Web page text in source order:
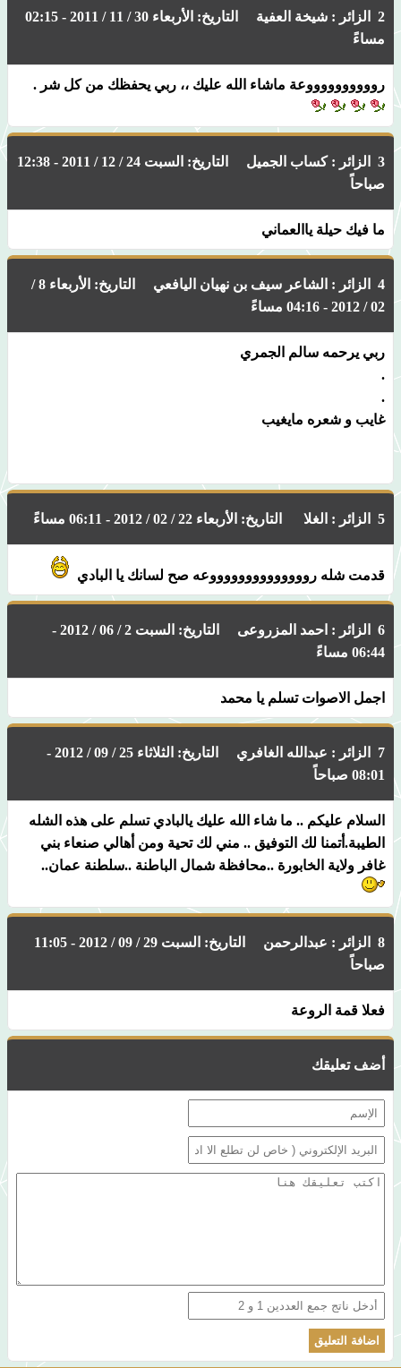
2 الزائر : شيخة العفية التاريخ: الأربعاء 30 / 11 / 2011 - 02:15
مساءً
رووووووووووعة ماشاء الله عليك ،، ربي يحفظك من كل شر .
3 الزائر : كساب الجميل التاريخ: السبت 24 / 12 / 2011 - 12:38
صباحاً
ما فيك حيلة ياالعماني
4 الزائر : الشاعر سيف بن نهيان اليافعي التاريخ: الأربعاء 8 /
02 / 2012 - 04:16 مساءً
ربي يرحمه سالم الجمري
.
.
غايب و شعره مايغيب
5 الزائر : الغلا التاريخ: الأربعاء 22 / 02 / 2012 - 06:11 مساءً
قدمت شله رووووووووووووووعه صح لسانك يا البادي
6 الزائر : احمد المزروعى التاريخ: السبت 2 / 06 / 2012 -
06:44 مساءً
اجمل الاصوات تسلم يا محمد
7 الزائر : عبدالله الغافري التاريخ: الثلاثاء 25 / 09 / 2012 -
08:01 صباحاً
السلام عليكم .. ما شاء الله عليك يالبادي تسلم على هذه الشله
الطيبة.أتمنا لك التوفيق .. مني لك تحية ومن أهالي صنعاء بني
غافر ولاية الخابورة ..محافظة شمال الباطنة ..سلطنة عمان..
8 الزائر : عبدالرحمن التاريخ: السبت 29 / 09 / 2012 - 11:05
صباحاً
فعلا قمة الروعة
أضف تعليقك